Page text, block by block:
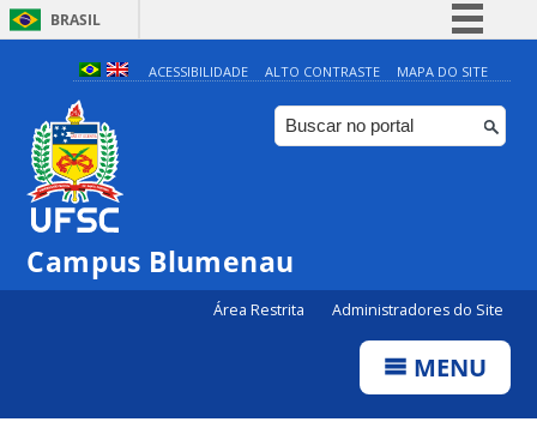
BRASIL
Simplifique!
Comunica BR
Participe
ACESSIBILIDADE ALTO CONTRASTE MAPA DO SITE
Campus Blumenau
Área Restrita Administradores do Site
MENU